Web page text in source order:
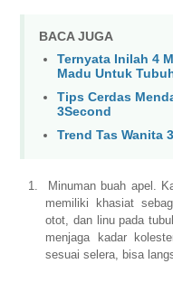
BACA JUGA
Ternyata Inilah 4
Madu Untuk
Tips Cerdas
3Second
Trend Tas Wanita
1.
Minuman buah apel.
memiliki khasiat
otot, dan linu pada
menjaga kadar
sesuai selera, bisa